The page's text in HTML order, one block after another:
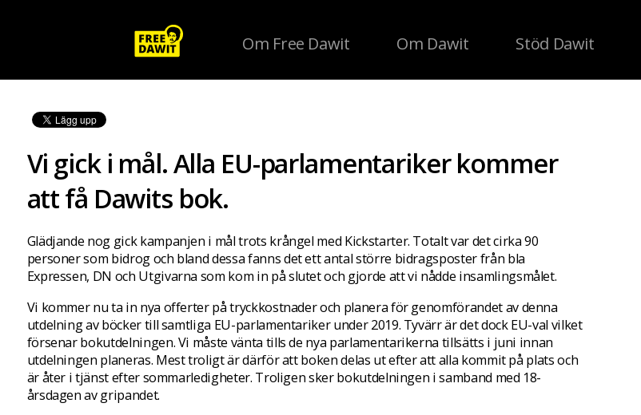
Om Free Dawit Om Dawit Stöd Dawit
Vi gick i mål. Alla EU-parlamentariker kommer
att få Dawits bok.
Glädjande nog gick kampanjen i mål trots krångel med Kickstarter. Totalt var det cirka 90
personer som bidrog och bland dessa fanns det ett antal större bidragsposter från bla
Expressen, DN och Utgivarna som kom in på slutet och gjorde att vi nådde insamlingsmålet.
Vi kommer nu ta in nya offerter på tryckkostnader och planera för genomförandet av denna
utdelning av böcker till samtliga EU-parlamentariker under 2019. Tyvärr är det dock EU-val vilket
försenar bokutdelningen. Vi måste vänta tills de nya parlamentarikerna tillsätts i juni innan
utdelningen planeras. Mest troligt är därför att boken delas ut efter att alla kommit på plats och
är åter i tjänst efter sommarledigheter. Troligen sker bokutdelningen i samband med 18-
årsdagen av gripandet.